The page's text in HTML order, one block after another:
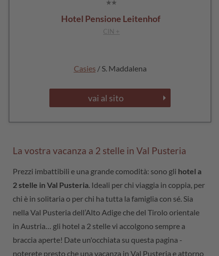
Hotel Pensione Leitenhof
CIN +
Casies / S. Maddalena
vai al sito
La vostra vacanza a 2 stelle in Val Pusteria
Prezzi imbattibili e una grande comodità: sono gli hotel a
2 stelle in Val Pusteria . Ideali per chi viaggia in coppia, per
chi è in solitaria o per chi ha tutta la famiglia con sé. Sia
nella Val Pusteria dell’Alto Adige che del Tirolo orientale
in Austria… gli hotel a 2 stelle vi accolgono sempre a
braccia aperte! Date un'occhiata su questa pagina -
noterete presto che una vacanza in Val Pusteria e attorno